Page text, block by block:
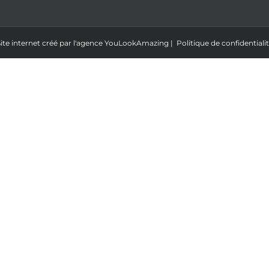
internet créé par l'agence YouLookAmazing | Politique de